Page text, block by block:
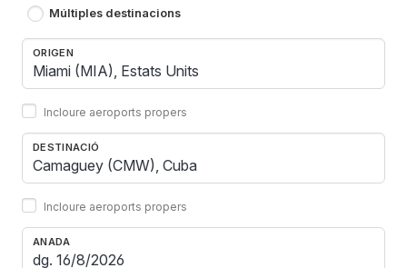
Múltiples destinacions
ORIGEN
Incloure aeroports propers
DESTINACIÓ
Incloure aeroports propers
ANADA